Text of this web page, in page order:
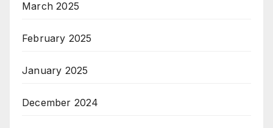
March 2025
February 2025
January 2025
December 2024